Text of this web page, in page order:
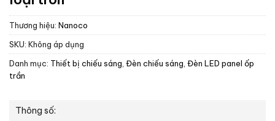
Thương hiệu: Nanoco
SKU: Không áp dụng
Danh mục: Thiết bị chiếu sáng Đèn chiếu sáng Đèn LED panel ốp
trần
Thông số: